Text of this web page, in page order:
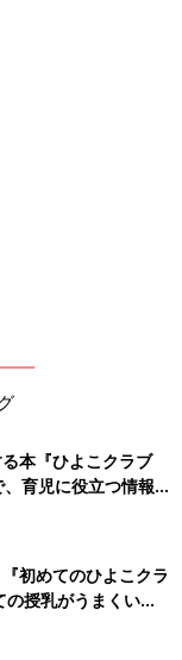
本『ひよこクラブ
育児に役立つ情報が
初めてのひよこクラ
の授乳がうまくい
のトラブル 解決テ